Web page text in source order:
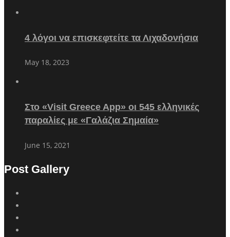
4 λόγοι να επισκεφτείτε τα Λιχαδονήσια
May 18, 2023
Στο «Visit Greece App» οι 545 ελληνικές
παραλίες με «Γαλάζια Σημαία»
June 15, 2021
Post Gallery